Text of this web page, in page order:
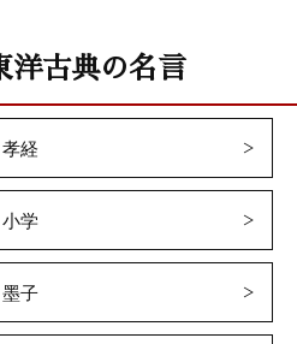
洋古典の名言
孝経
小学
墨子